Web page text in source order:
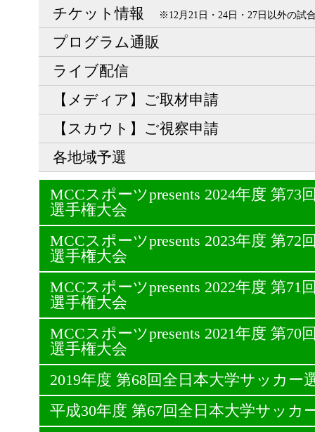
チケット情報
※12月21日・24日・27日以外の試
プログラム通販
ライブ配信
【メディア】ご取材申請
【スカウト】ご視察申請
各地域予選
MCCスポーツpresents 2024年度 第73
選手権大会
MCCスポーツpresents 2023年度 第72
選手権大会
MCCスポーツpresents 2022年度 第71
選手権大会
MCCスポーツpresents 2021年度 第70
選手権大会
2019年度 第68回全日本大学サッカー
平成30年度 第67回全日本大学サッカ